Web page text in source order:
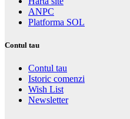
ANPC
Platforma SOL
Contul tau
Contul tau
Istoric comenzi
Wish List
Newsletter